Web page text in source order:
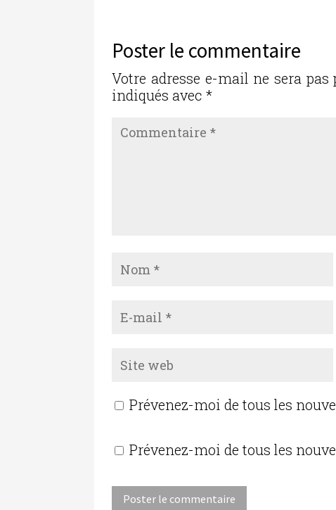
Poster le commentaire
Votre adresse e-mail ne sera pas
indiqués avec*
Prévenez-moi de tous les
Prévenez-moi de tous les